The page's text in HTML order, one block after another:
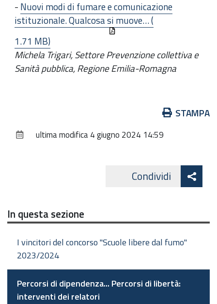
- Nuovi modi di fumare e comunicazione
istituzionale. Qualcosa si muove… (
1.71 MB)
Michela Trigari, Settore Prevenzione collettiva e
Sanità pubblica, Regione Emilia-Romagna
documento
STAMPA
ultima modifica4 giugno 2024 14:59
Condividi
In questa sezione
I vincitori del concorso "Scuole libere dal fumo"
2023/2024
Percorsi di dipendenza... Percorsi di libertà:
interventi dei relatori